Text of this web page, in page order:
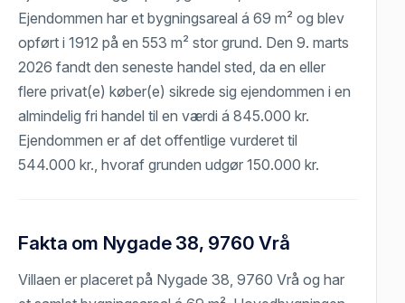
Ejendommen har et bygningsareal á 69 m² og blev
opført i 1912 på en 553 m² stor grund. Den 9. marts
2026 fandt den seneste handel sted, da en eller
flere privat(e) køber(e) sikrede sig ejendommen i en
almindelig fri handel til en værdi á 845.000 kr.
Ejendommen er af det offentlige vurderet til
544.000 kr., hvoraf grunden udgør 150.000 kr.
Fakta om Nygade 38, 9760 Vrå
Villaen er placeret på Nygade 38, 9760 Vrå og har